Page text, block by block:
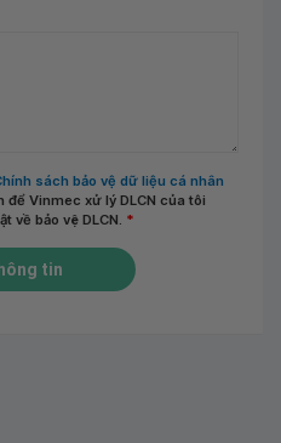
sách bảo vệ dữ liệu cá nhân
để Vinmec xử lý DLCN của tôi
về bảo vệ DLCN. *
tin